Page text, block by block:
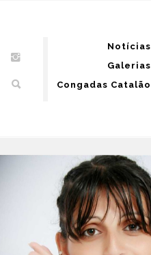
Notícias
Galerias
Congadas Catalão